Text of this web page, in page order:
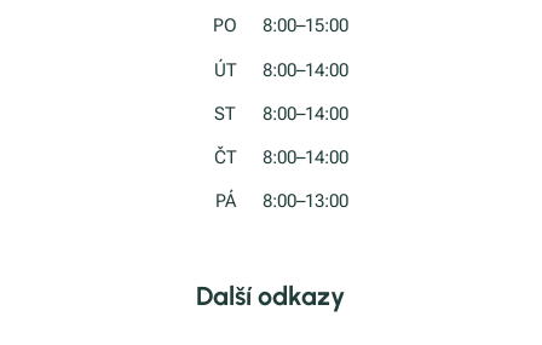
PO 8:00–15:00
ÚT 8:00–14:00
ST 8:00–14:00
ČT 8:00–14:00
PÁ 8:00–13:00
Další odkazy